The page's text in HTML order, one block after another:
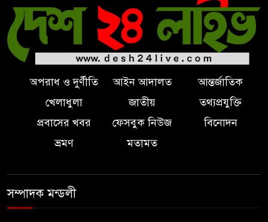
অপরাধ ও দুর্ণীতি আইন আদালত
আন্তর্জাতিক
খেলাধুলা
জাতীয়
তথ্যপ্রযুক্তি
প্রবাসের খবর
ফেসবুক নিউজ
বিনোদন
ভ্রমণ
মতামত
সম্পাদক মন্ডলী